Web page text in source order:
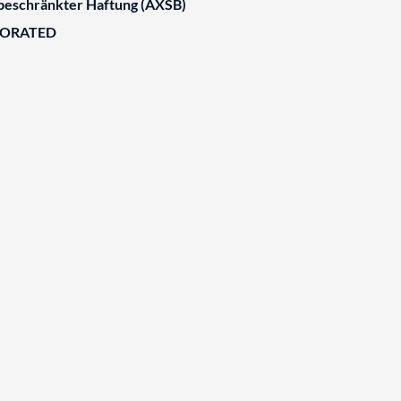
Haftung (AXSB)